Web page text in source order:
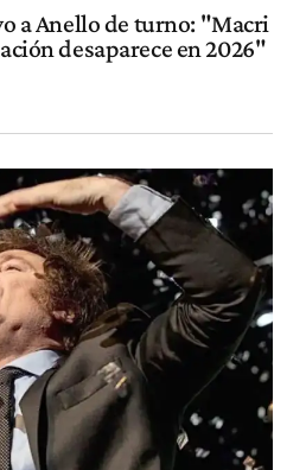
a Anello de turno: "Macri
desaparece en 2026"